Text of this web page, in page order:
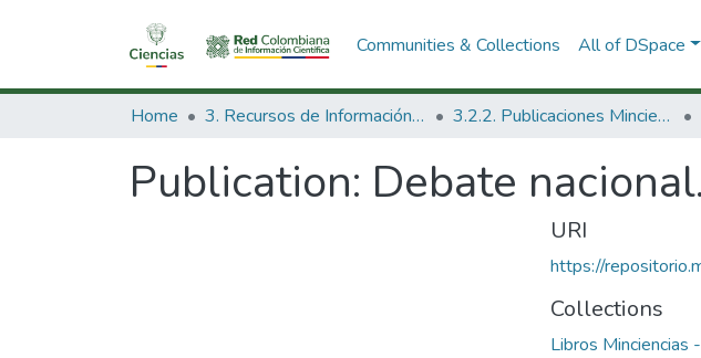
Communities & Collections All of DSpace
Home 3. Recursos de Información Científica y Tecnológica 3.2.2. Publicaciones Minciencias
Publication: Debate
URI
https://
Collections
Libros Minciencias